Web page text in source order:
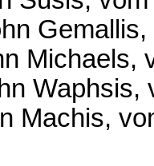
Michaels,
Waphsis,
Machis,